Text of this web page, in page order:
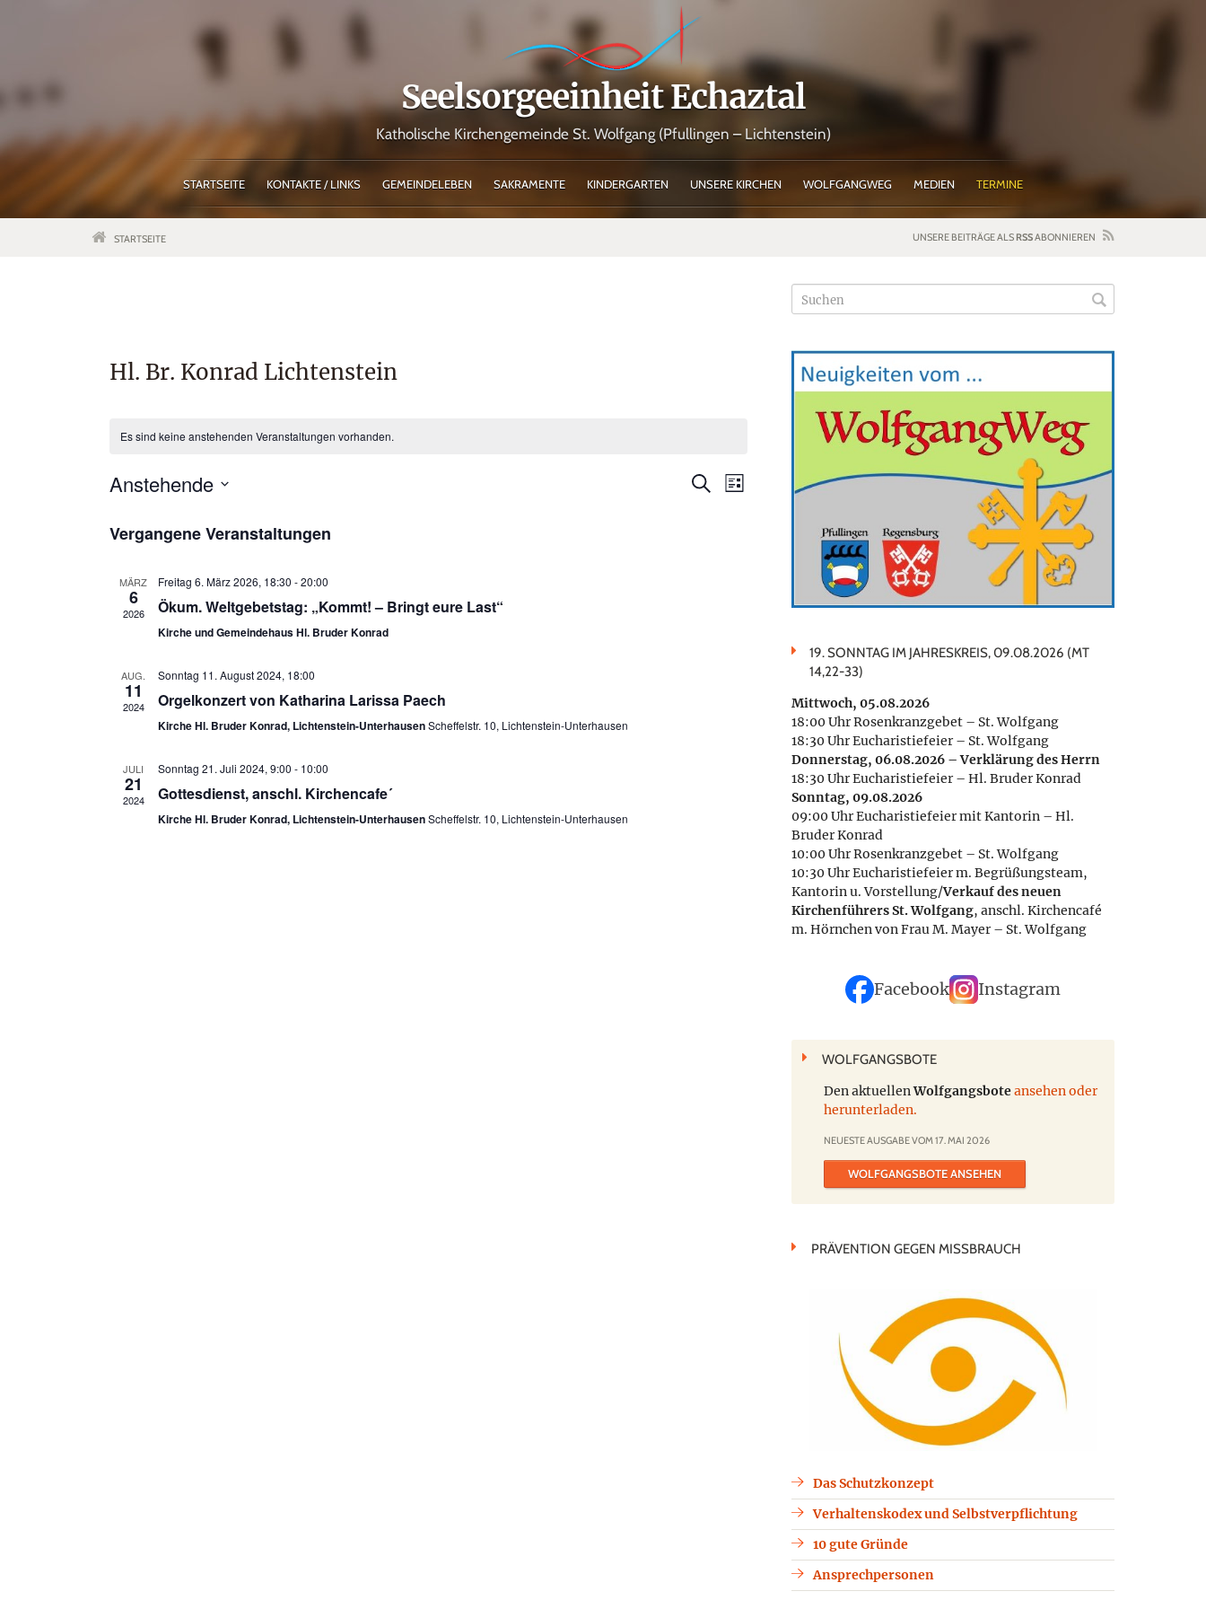
Seelsorgeeinheit Echaztal
Katholische Kirchengemeinde St. Wolfgang (Pfullingen – Lichtenstein)
STARTSEITE KONTAKTE / LINKS GEMEINDELEBEN SAKRAMENTE KINDERGARTEN UNSERE KIRCHEN WOLFGANGWEG MEDIEN TERMINE
STARTSEITE UNSERE BEITRÄGE ALS RSSABONNIEREN
Hl. Br. Konrad Lichtenstein
Es sind keine anstehenden Veranstaltungen vorhanden.
Veranstaltungen
SucheVeranstaltung
Ansichten-
Liste
Anstehende
wählen.
Vergangene Veranstaltungen
MÄRZ
6
2026
Freitag 6. März 2026, 18:30 -20:00
Ökum. Weltgebetstag: „Kommt! – Bringt eure Last“
Kirche und Gemeindehaus Hl. Bruder Konrad
AUG.
11
2024
Sonntag 11. August 2024, 18:00
Orgelkonzert von Katharina Larissa Paech
Kirche Hl. Bruder Konrad, Lichtenstein-UnterhausenScheffelstr. 10, Lichtenstein-Unterhausen
JULI
21
2024
Sonntag 21. Juli 2024, 9:00 - 10:00
Gottesdienst, anschl. Kirchencafe´
Kirche Hl. Bruder Konrad, Lichtenstein-UnterhausenScheffelstr. 10, Lichtenstein-Unterhausen
19. SONNTAG IM JAHRESKREIS, 09.08.2026 (MT
14,22-33)
Mittwoch, 05.08.2026
18:00 Uhr Rosenkranzgebet – St. Wolfgang
18:30 Uhr Eucharistiefeier – St. Wolfgang
Donnerstag, 06.08.2026 – Verklärung des Herrn
18:30 Uhr Eucharistiefeier – Hl. Bruder Konrad
Sonntag, 09.08.2026
09:00 Uhr Eucharistiefeier mit Kantorin – Hl.
Bruder Konrad
10:00 Uhr Rosenkranzgebet – St. Wolfgang
10:30 Uhr Eucharistiefeier m. Begrüßungsteam,
Kantorin u. Vorstellung/Verkauf des neuen
Kirchenführers St. Wolfgang, anschl. Kirchencafé
m. Hörnchen von Frau M. Mayer – St. Wolfgang
Facebook Instagram
WOLFGANGSBOTE
Den aktuellenWolfgangsboteansehen oder
herunterladen.
NEUESTE AUSGABE VOM 17. MAI 2026
WOLFGANGSBOTE ANSEHEN
PRÄVENTION GEGEN MISSBRAUCH
Das Schutzkonzept
Verhaltenskodex und Selbstverpflichtung
10 gute Gründe
Ansprechpersonen